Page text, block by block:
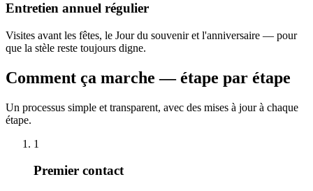
Entretien annuel régulier
Visites avant les fêtes, le Jour du souvenir et l'anniversaire — pour
que la stèle reste toujours digne.
Comment ça marche — étape par étape
Un processus simple et transparent, avec des mises à jour à chaque
étape.
1
Premier contact